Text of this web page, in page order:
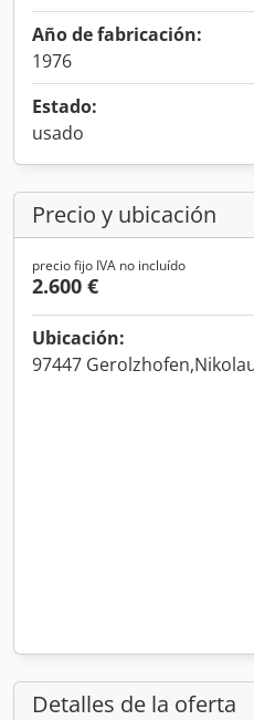
Año de fabricación:
1976
Estado:
usado
Precio y ubicación
precio fijo IVA no incluído
2.600 €
Ubicación:
97447
Detalles de la oferta